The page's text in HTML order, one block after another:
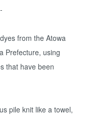
from the Atowa
Prefecture, using
that have been
pile knit like a towel,